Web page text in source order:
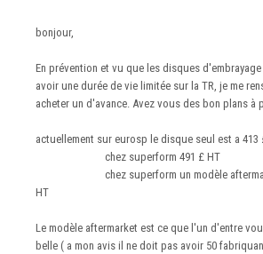
bonjour,
En prévention et vu que les disques
avoir une durée de vie limitée sur la TR, je me
acheter un d'avance. Avez vous des bon plans à
actuellement sur eurosp le disque seul est a 413
chez superform 491 £ HT
chez superform un modèle
HT
Le modèle aftermarket est ce que l'un d'entre
belle ( a mon avis il ne doit pas avoir 50